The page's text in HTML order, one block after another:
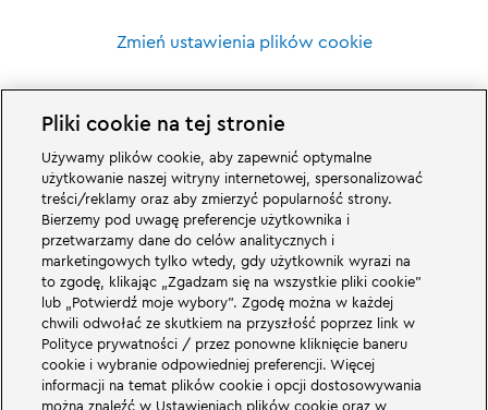
Wspaniałe rzeczy czekają na Was w rodzinnym parku rozrywki LEGOLAND w
Niemczech i jego światach tematycznych. Przeżyjcie ekscytujące atrakcje i
mnóstwo zabawy z LEGO® LEGOLAND w Niemczech to park rozrywki dla
rodzin z dziećmi w wieku od 2 do 12 lat. Park LEGOLAND znajduje się w
pobliżu Günzburga w Bawarii. LEGOLAND Deutschland to jeden z
największych parków rozrywki w Bawarii i jeden z najbardziej znanych i
popularnych parków rozrywki w Niemczech. Park rozrywki zapewni
wyjątkowe wrażenia dla dzieci i dorosłych oferując 68 atrakcji. W
LEGOLAND Resort oprócz parku rozrywki znajduje się również wioska
wakacyjna z różnymi opcjami noclegów. Odwiedzający mogą zatrzymać się
w hotelu Wyspa piratów, tematycznych domkach wakacyjnych, w zamkach
rycerskich, na kempingu, a także w beczkach kempingowych.
Zmień ustawienia plików cookie
Pliki cookie na tej stronie
Używamy plików cookie, aby zapewnić optymalne
użytkowanie naszej witryny internetowej, spersonalizować
treści/reklamy oraz aby zmierzyć popularność strony.
Bierzemy pod uwagę preferencje użytkownika i
przetwarzamy dane do celów analitycznych i
marketingowych tylko wtedy, gdy użytkownik wyrazi na
to zgodę, klikając „Zgadzam się na wszystkie pliki cookie”
lub „Potwierdź moje wybory”. Zgodę można w każdej
chwili odwołać ze skutkiem na przyszłość poprzez link w
Polityce prywatności / przez ponowne kliknięcie baneru
cookie i wybranie odpowiedniej preferencji. Więcej
informacji na temat plików cookie i opcji dostosowywania
można znaleźć w Ustawieniach plików cookie oraz w